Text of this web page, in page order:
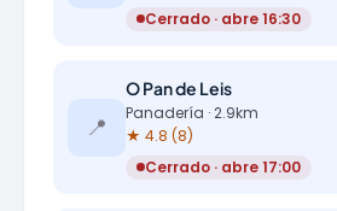
Cerrado · abre 16:30
📍
O Pan de Leis
Panadería · 2.9km
★ 4.8 (8)
Cerrado · abre 17:00